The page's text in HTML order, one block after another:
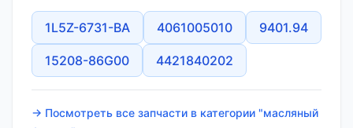
1L5Z-6731-BA 4061005010 9401.94
15208-86G00 4421840202
→ Посмотреть все запчасти в категории "масляный